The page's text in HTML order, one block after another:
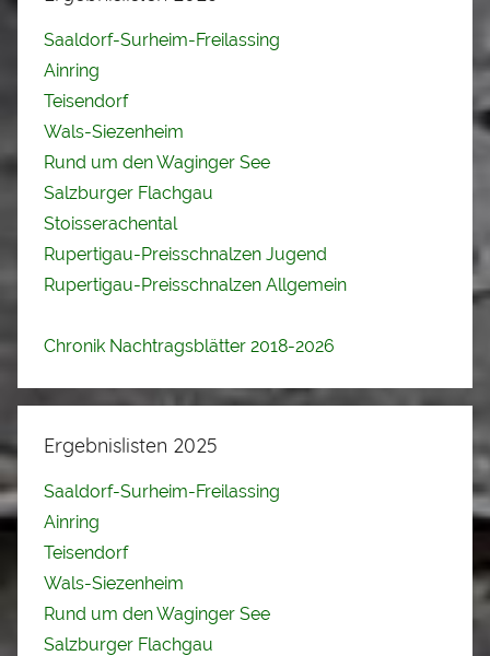
Saaldorf-Surheim-Freilassing
Ainring
Teisendorf
Wals-Siezenheim
Rund um den Waginger See
Salzburger Flachgau
Stoisserachental
Rupertigau-Preisschnalzen Jugend
Rupertigau-Preisschnalzen Allgemein
Chronik Nachtragsblätter 2018-2026
Ergebnislisten 2025
Saaldorf-Surheim-Freilassing
Ainring
Teisendorf
Wals-Siezenheim
Rund um den Waginger See
Salzburger Flachgau